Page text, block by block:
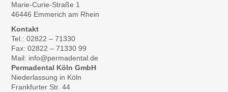
Marie-Curie-Straße 1
46446 Emmerich am Rhein
Kontakt
Tel.: 02822 – 71330
Fax: 02822 – 71330 99
Mail: info@permadental.de
Permadental Köln GmbH
Niederlassung in Köln
Frankfurter Str. 44